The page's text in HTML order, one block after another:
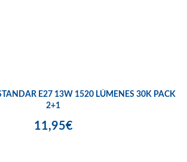
E27 13W 1520 LÚMENES 30K PACK
2+1
11,95€